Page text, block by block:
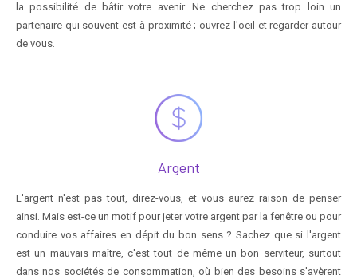
la possibilité de bâtir votre avenir. Ne cherchez pas trop loin un
partenaire qui souvent est à proximité ; ouvrez l'oeil et regarder autour
de vous.
Argent
L'argent n'est pas tout, direz-vous, et vous aurez raison de penser
ainsi. Mais est-ce un motif pour jeter votre argent par la fenêtre ou pour
conduire vos affaires en dépit du bon sens ? Sachez que si l'argent
est un mauvais maître, c'est tout de même un bon serviteur, surtout
dans nos sociétés de consommation, où bien des besoins s'avèrent